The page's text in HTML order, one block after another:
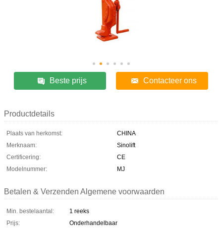
Beste prijs Contacteer ons
Productdetails
Plaats van herkomst:
CHINA
Merknaam:
Sinolift
Certificering:
CE
Modelnummer:
MJ
Betalen & Verzenden Algemene voorwaarden
Min. bestelaantal:
1 reeks
Prijs:
Onderhandelbaar